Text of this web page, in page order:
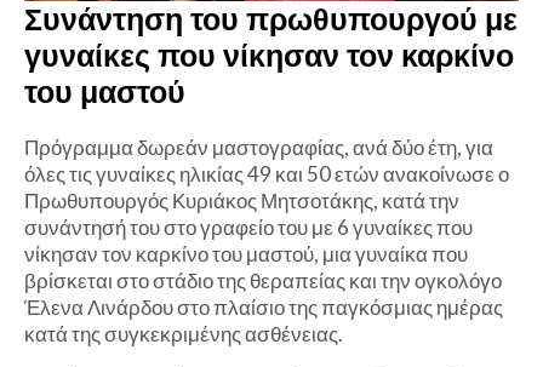
Συνάντηση του πρωθυπουργού με
γυναίκες που νίκησαν τον καρκίνο
του μαστού
Πρόγραμμα δωρεάν μαστογραφίας, ανά δύο έτη, για
όλες τις γυναίκες ηλικίας 49 και 50 ετών ανακοίνωσε ο
Πρωθυπουργός Κυριάκος Μητσοτάκης, κατά την
συνάντησή του στο γραφείο του με 6 γυναίκες που
νίκησαν τον καρκίνο του μαστού, μια γυναίκα που
βρίσκεται στο στάδιο της θεραπείας και την ογκολόγο
Έλενα Λινάρδου στο πλαίσιο της παγκόσμιας ημέρας
κατά της συγκεκριμένης ασθένειας.